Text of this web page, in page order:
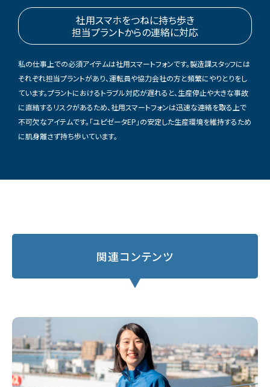
社用スマホをつねに持ち歩き
担当プラントからの連絡に対応
私の仕事上での必須アイテムは社用スマートフォンです。製造課スタッフには
それぞれ担当プラントがあり、運転員や協力会社の方と頻繁にやりとりをし
ています。プラントにおけるトラブル対応が遅れると、生産停止や大きな事故
に直結するリスクがあるため、社用スマートフォンは迅速な連絡を取る上で
不可欠なアイテムです。「ユピゼータEP」の安定した生産環境を維持するため
に肌身離さず持ち歩いています。
関連コンテンツ